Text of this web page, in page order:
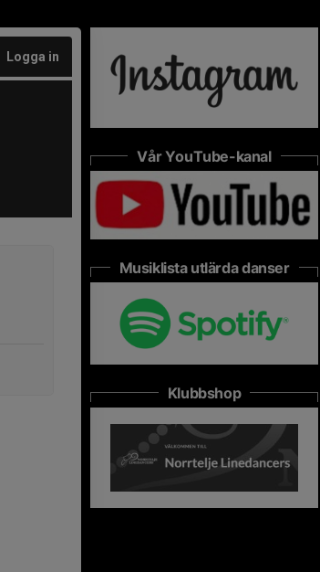
Logga in
Vår YouTube-kanal
Musiklista utlärda danser
Klubbshop